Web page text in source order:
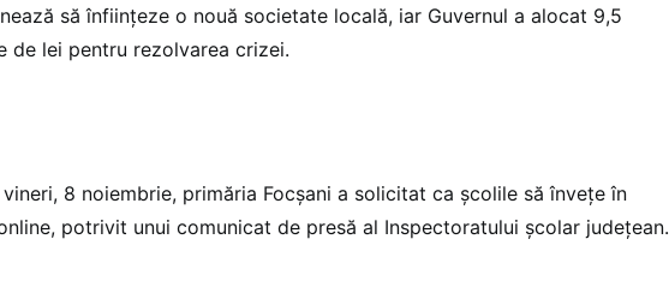
să înființeze o nouă societate locală, iar Guvernul a alocat 9,5
de lei pentru rezolvarea crizei.
8 noiembrie, primăria Focșani a solicitat ca școlile să învețe în
potrivit unui comunicat de presă al Inspectoratului școlar județean.